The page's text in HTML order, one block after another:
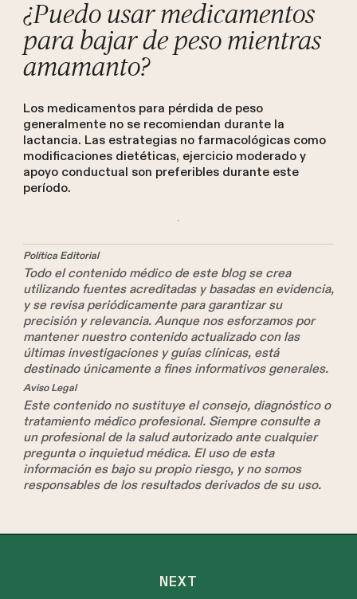
¿Puedo usar medicamentos
para bajar de peso mientras
amamanto?
Los medicamentos para pérdida de peso
generalmente no se recomiendan durante la
lactancia. Las estrategias no farmacológicas como
modificaciones dietéticas, ejercicio moderado y
apoyo conductual son preferibles durante este
período.
Política Editorial
Todo el contenido médico de este blog se crea
utilizando fuentes acreditadas y basadas en evidencia,
y se revisa periódicamente para garantizar su
precisión y relevancia. Aunque nos esforzamos por
mantener nuestro contenido actualizado con las
últimas investigaciones y guías clínicas, está
destinado únicamente a fines informativos generales.
Aviso Legal
Este contenido no sustituye el consejo, diagnóstico o
tratamiento médico profesional. Siempre consulte a
un profesional de la salud autorizado ante cualquier
pregunta o inquietud médica. El uso de esta
información es bajo su propio riesgo, y no somos
responsables de los resultados derivados de su uso.
NEXT